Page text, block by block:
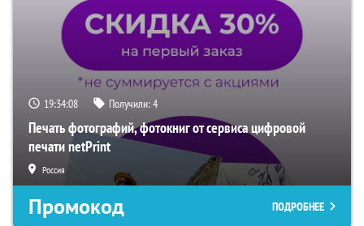
19:34:07 Получили:4
Печать фотографий, фотокниг от сервиса цифровой
печати netPrint
Россия
Промокод ПОДРОБНЕЕ